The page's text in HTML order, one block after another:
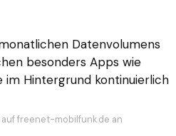
Datenvolumens
besonders Apps wie
im Hintergrund kontinuierlich
freenet-mobilfunk.de an